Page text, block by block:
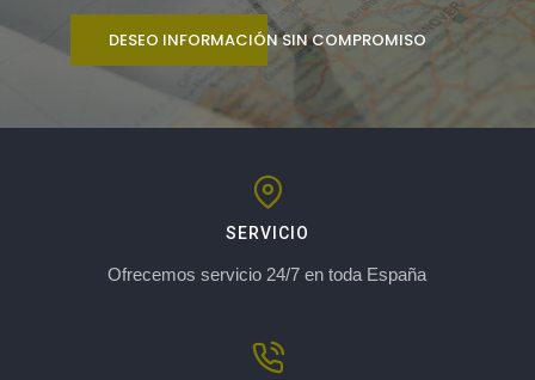
DESEO INFORMACIÓN SIN COMPROMISO
SERVICIO
Ofrecemos servicio 24/7 en toda España